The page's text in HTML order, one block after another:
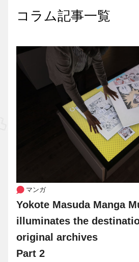
コラム記事一覧
マンガ
Yokote Masuda Manga
illuminates the
original archives
Part 2